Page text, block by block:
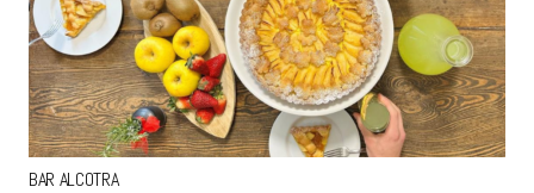
BAR ALCOTRA